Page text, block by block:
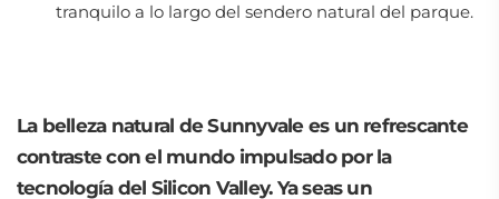
tranquilo a lo largo del sendero natural del parque.
La belleza natural de Sunnyvale es un refrescante
contraste con el mundo impulsado por la
tecnología del Silicon Valley. Ya seas un